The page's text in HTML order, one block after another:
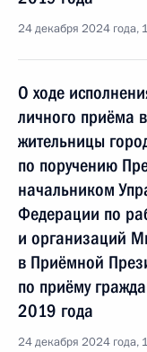
24 декабря 2024 года,
О ходе
личного приёма
жительницы
по поручению
начальником
Федерации по
и организаций
в Приёмной
по приёму
2019 года
24 декабря 2024 года,